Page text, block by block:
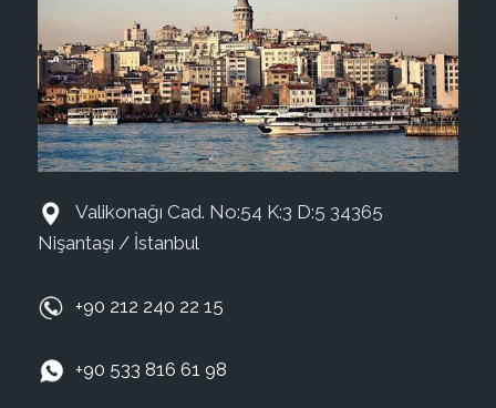
Valikonağı Cad. No:54 K:3 D:5 34365
Nişantaşı / İstanbul
+90 212 240 22 15
+90 533 816 61 98